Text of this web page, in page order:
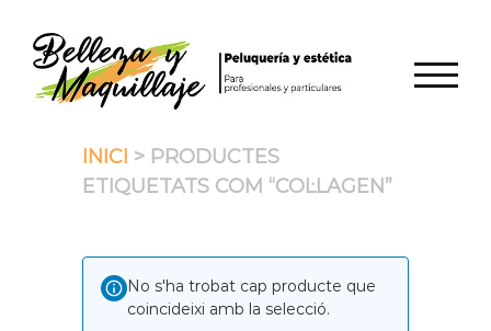
content
INICI > PRODUCTES
ETIQUETATS COM “COL·LAGEN”
No s'ha trobat cap producte que
coincideixi amb la selecció.